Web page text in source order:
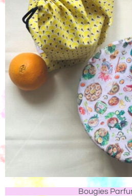
Bougies